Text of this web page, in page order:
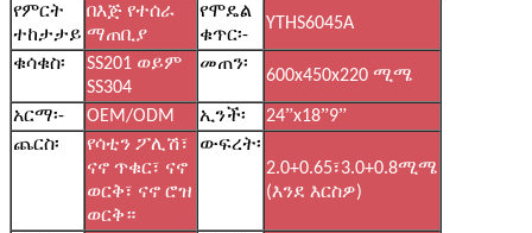
የምርት
ተከታታይ
በእጅ የተሰራ
ማጠቢያ
የሞዴል
ቁጥር፡-
YTHS6045A
ቁሳቁስ፡
SS201 ወይም
SS304
መጠን፡
600x450x220 ሚሜ
አርማ፡- OEM/ODM ኢንች፡ 24”x18”9”
ጨርስ፡
የሳቲን ፖሊሽ፣
ናኖ ጥቁር፣ ናኖ
ወርቅ፣ ናኖ ሮዝ
ወርቅ።
ውፍረት፡
2.0+0.65፣3.0+0.8ሚሜ
(እንደ እርስዎ)